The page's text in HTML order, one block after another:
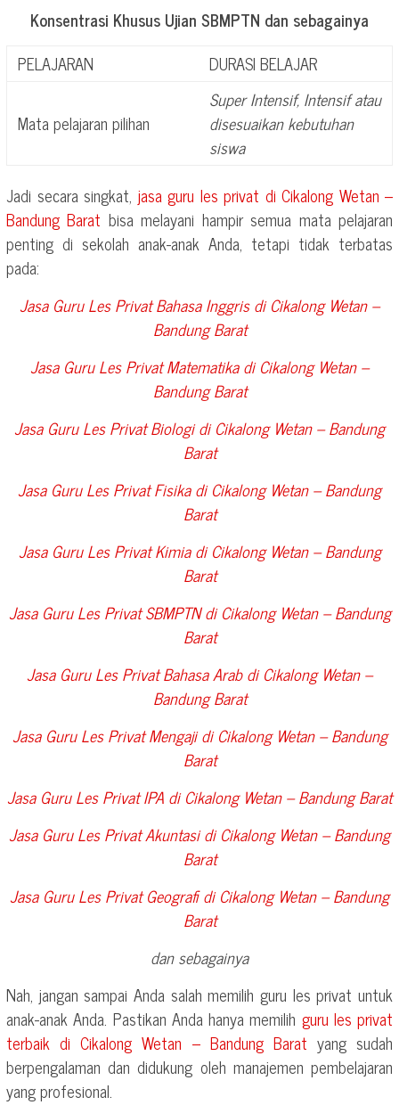
Konsentrasi Khusus Ujian SBMPTN dan sebagainya
PELAJARAN
DURASI BELAJAR
Mata pelajaran pilihan
Super Intensif, Intensif atau
disesuaikan kebutuhan
siswa
Jadi secara singkat, jasa guru les privat di Cikalong Wetan –
Bandung Barat bisa melayani hampir semua mata pelajaran
penting di sekolah anak-anak Anda, tetapi tidak terbatas
pada:
Jasa Guru Les Privat Bahasa Inggris diCikalong Wetan –
Bandung Barat
Jasa Guru Les Privat Matematika diCikalong Wetan –
Bandung Barat
Jasa Guru Les Privat Biologi diCikalong Wetan – Bandung
Barat
Jasa Guru Les Privat Fisika diCikalong Wetan – Bandung
Barat
Jasa Guru Les Privat Kimia diCikalong Wetan – Bandung
Barat
Jasa Guru Les Privat SBMPTN diCikalong Wetan – Bandung
Barat
Jasa Guru Les Privat Bahasa Arab diCikalong Wetan –
Bandung Barat
Jasa Guru Les Privat Mengaji diCikalong Wetan – Bandung
Barat
Jasa Guru Les Privat IPA diCikalong Wetan – Bandung Barat
Jasa Guru Les Privat Akuntasi diCikalong Wetan – Bandung
Barat
Jasa Guru Les Privat Geografi diCikalong Wetan – Bandung
Barat
dan sebagainya
Nah, jangan sampai Anda salah memilih guru les privat untuk
anak-anak Anda. Pastikan Anda hanya memilih guru les privat
terbaik diCikalong Wetan – Bandung Barat yang sudah
berpengalaman dan didukung oleh manajemen pembelajaran
yang profesional.